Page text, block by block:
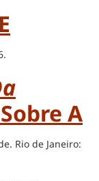
A
Rio de Janeiro: